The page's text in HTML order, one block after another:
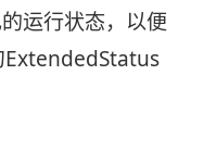
运行状态，以便
ExtendedStatus